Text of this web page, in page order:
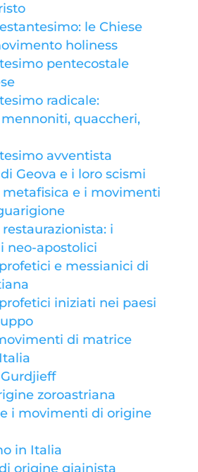
le Chiese
holiness
pentecostale
radicale:
quaccheri,
avventista
Geova e i loro scismi
metafisica e i movimenti
i
neo-apostolici
e messianici di
iniziati nei paesi
di matrice
zoroastriana
e i movimenti di origine
in Italia
origine giainista